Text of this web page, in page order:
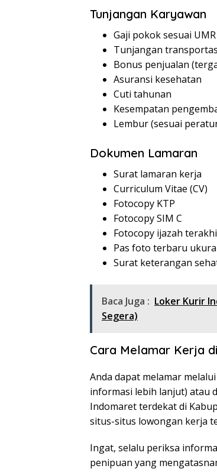
Tunjangan Karyawan
Gaji pokok sesuai UMR
Tunjangan
Bonus penjualan
Asuransi kesehatan
Cuti tahunan
Kesempatan
Lembur (sesuai
Dokumen Lamaran
Surat lamaran kerja
Curriculum Vitae (CV)
Fotocopy KTP
Fotocopy SIM C
Fotocopy ijazah
Pas foto terbaru
Surat keterangan
Baca Juga : Loker Kurir
Segera)
Cara Melamar Kerja
Anda dapat melamar
informasi lebih lanjut) atau
Indomaret terdekat di
situs-situs lowongan kerja
Ingat, selalu periksa
penipuan yang